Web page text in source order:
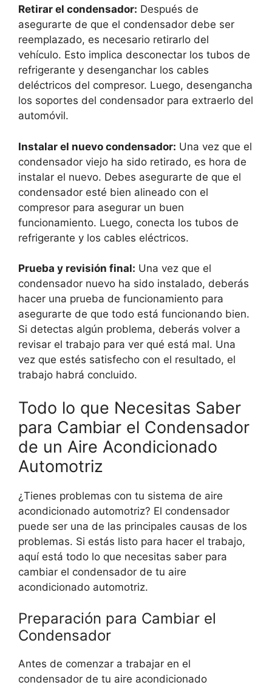
Retirar el condensador: Después de
asegurarte de que el condensador debe ser
reemplazado, es necesario retirarlo del
vehículo. Esto implica desconectar los tubos de
refrigerante y desenganchar los cables
deléctricos del compresor. Luego, desengancha
los soportes del condensador para extraerlo del
automóvil.
Instalar el nuevo condensador: Una vez que el
condensador viejo ha sido retirado, es hora de
instalar el nuevo. Debes asegurarte de que el
condensador esté bien alineado con el
compresor para asegurar un buen
funcionamiento. Luego, conecta los tubos de
refrigerante y los cables eléctricos.
Prueba y revisión final: Una vez que el
condensador nuevo ha sido instalado, deberás
hacer una prueba de funcionamiento para
asegurarte de que todo está funcionando bien.
Si detectas algún problema, deberás volver a
revisar el trabajo para ver qué está mal. Una
vez que estés satisfecho con el resultado, el
trabajo habrá concluido.
Todo lo que Necesitas Saber
para Cambiar el Condensador
de un Aire Acondicionado
Automotriz
¿Tienes problemas con tu sistema de aire
acondicionado automotriz? El condensador
puede ser una de las principales causas de los
problemas. Si estás listo para hacer el trabajo,
aquí está todo lo que necesitas saber para
cambiar el condensador de tu aire
acondicionado automotriz.
Preparación para Cambiar el
Condensador
Antes de comenzar a trabajar en el
condensador de tu aire acondicionado